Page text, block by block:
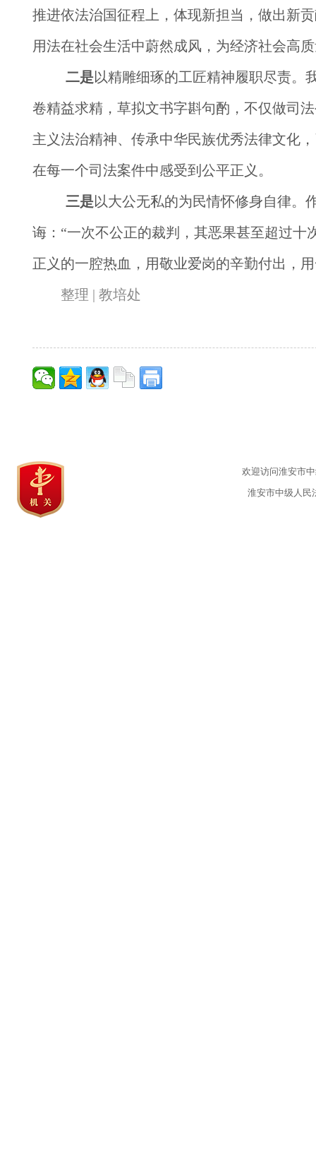
推进依法治国征程上，体现新担当，做出新
用法在社会生活中蔚然成风，为经济社会高
二是以精雕细琢的工匠精神履职尽责。
卷精益求精，草拟文书字斟句酌，不仅做司
主义法治精神、传承中华民族优秀法律文化
在每一个司法案件中感受到公平正义。
三是以大公无私的为民情怀修身自律。
诲：“一次不公正的裁判，其恶果甚至超过
正义的一腔热血，用敬业爱岗的辛勤付出，
整理 | 教培处
欢迎访问淮安市
淮安市中级人